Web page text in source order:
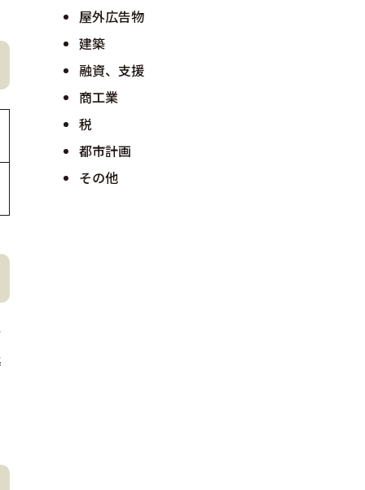
屋外広告物
建築
融資、支援
商工業
税
都市計画
その他